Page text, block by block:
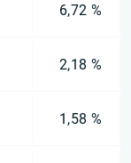
6,72 %
2,18 %
1,58 %